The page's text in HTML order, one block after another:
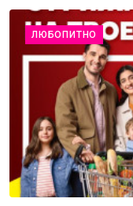
ЛЮБОПИТНО